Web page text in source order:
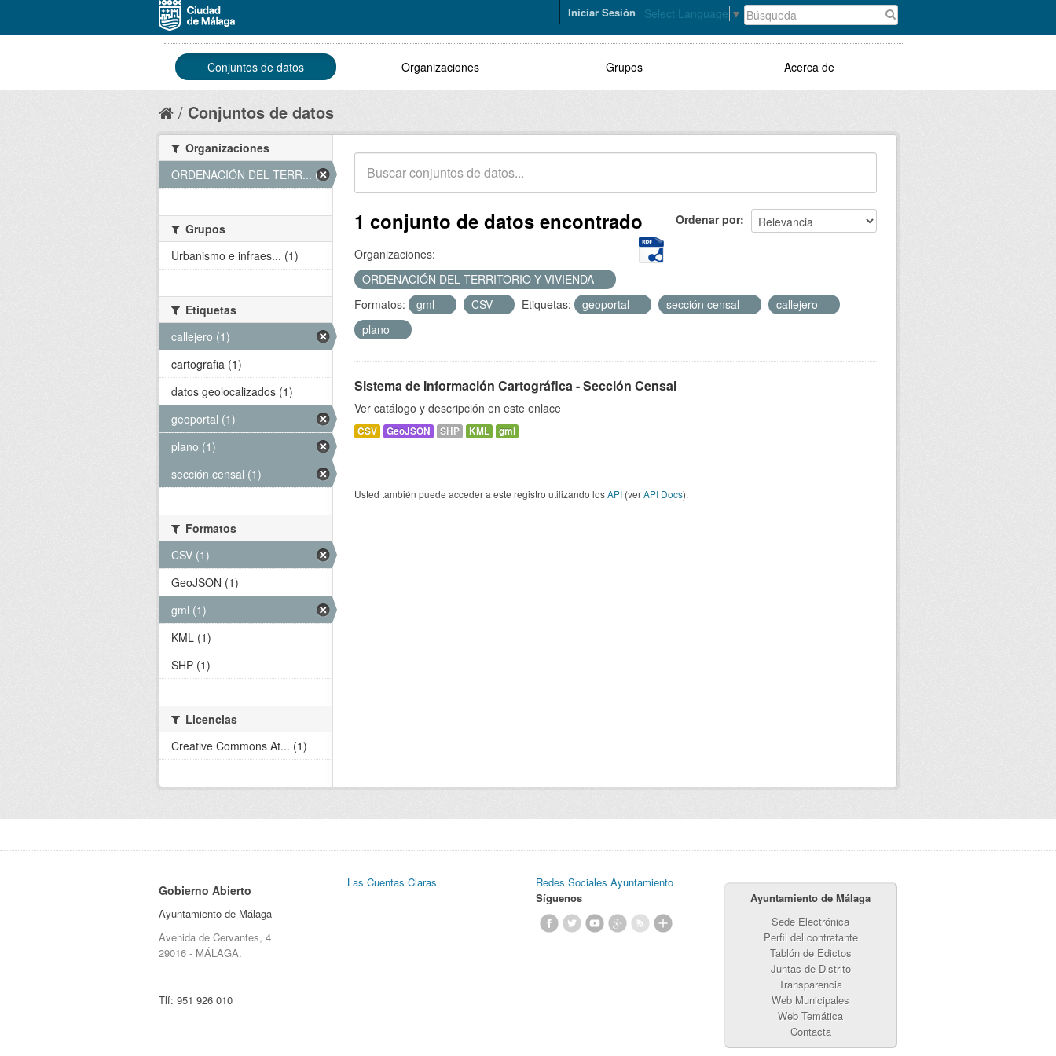
Select Language ▼
Iniciar Sesión
Conjuntos de datos Organizaciones Grupos Acerca de
Conjuntos de datos
Ordenar por
1 conjunto de datos encontrado
Organizaciones:
ORDENACIÓN DEL TERRITORIO Y VIVIENDA
Formatos:
gml CSV Etiquetas: geoportal sección censal
callejero
plano
Sistema de Información Cartográfica - Sección Censal
Ver catálogo y descripción en este enlace
CSV GeoJSON SHP KML gml
Usted también puede acceder a este registro utilizando losAPI (verAPI Docs).
Organizaciones
ORDENACIÓN DEL TERR... (1)
Grupos
Urbanismo e infraes... (1)
Etiquetas
callejero (1)
cartografia (1)
datos geolocalizados (1)
geoportal (1)
plano (1)
sección censal (1)
Formatos
CSV (1)
GeoJSON (1)
gml (1)
KML (1)
SHP (1)
Licencias
Creative Commons At... (1)
Gobierno Abierto
Ayuntamiento de Málaga
Avenida de Cervantes, 4
29016 - MÁLAGA.
Tlf: 951 926 010
Las Cuentas Claras
Redes Sociales Ayuntamiento
Síguenos
Ayuntamiento de Málaga
Sede Electrónica
Perfil del contratante
Tablón de Edictos
Juntas de Distrito
Transparencia
Web Municipales
Web Temática
Contacta